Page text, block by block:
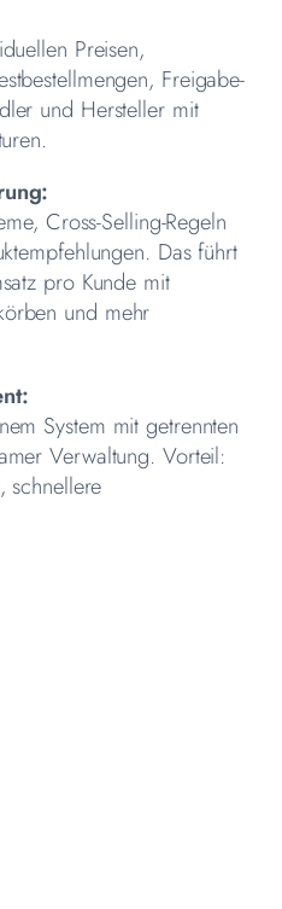
Preisen,
Freigabe-
und Hersteller mit
Cross-Selling-Regeln
Das führt
pro Kunde mit
und mehr
System mit getrennten
Verwaltung. Vorteil:
schnellere